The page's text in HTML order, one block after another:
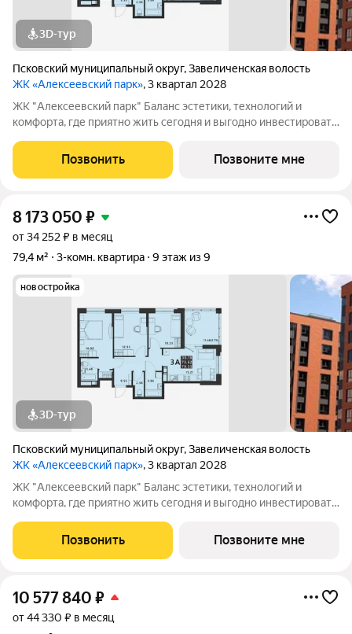
3D-тур
Псковский муниципальный округ,Завеличенская волость
ЖК «Алексеевский парк», 3 квартал 2028
ЖК "Алексеевский парк" Баланс эстетики, технологий и
комфорта, где приятно жить сегодня и выгодно инвестировать
современный проект комфорт класса в развивающемся
районе дальнего Завеличья. Дом выполнен в
Позвонить Позвоните мне
8 173 050 ₽
от 34 252 ₽ в месяц
79,4 м²
3-комн. квартира 9 этаж из 9
новостройка
3D-тур
Псковский муниципальный округ,Завеличенская волость
ЖК «Алексеевский парк», 3 квартал 2028
ЖК "Алексеевский парк" Баланс эстетики, технологий и
комфорта, где приятно жить сегодня и выгодно инвестировать
современный проект комфорт класса в развивающемся
районе дальнего Завеличья. Дом выполнен в
Позвонить Позвоните мне
10 577 840 ₽
от 44 330 ₽ в месяц